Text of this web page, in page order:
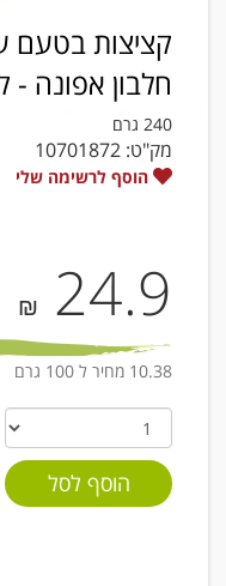
קציצות בטעם
חלבון אפונה -
240 גרם
מק"ט: 10701872
הוסף לרשימה שלי
24.9
₪
10.38 מחיר ל 100 גרם